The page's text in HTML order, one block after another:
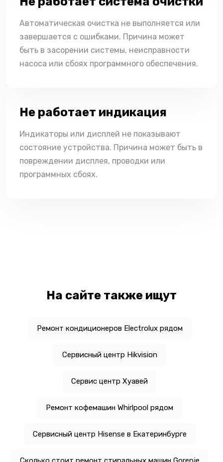
Автоматическая очистка не выполняется или
завершается с ошибками. Причина может
быть в засорении системы, неисправности
насоса или сбоях программного обеспечения.
Не работает индикация
Индикаторы или дисплей не показывают
состояние устройства. Причина может быть в
повреждении дисплея, проводки или
программных сбоях.
На сайте также ищут
Ремонт кондиционеров Electrolux рядом
Сервисный центр Hikvision
Сервис центр Хуавей
Ремонт кофемашин Whirlpool рядом
Сервисный центр Hisense в Екатеринбурге